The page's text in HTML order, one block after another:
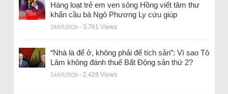
Hàng loạt trẻ em ven sông Hồng viết tâm thư
khẩn cầu bà Ngô Phương Ly cứu giúp
28/05/2026 - 3.781 Views
“Nhà là để ở, không phải để tích sản”: Vì sao Tô
Lâm không đánh thuế Bất Động sản thứ 2?
24/05/2026 - 2.428 Views